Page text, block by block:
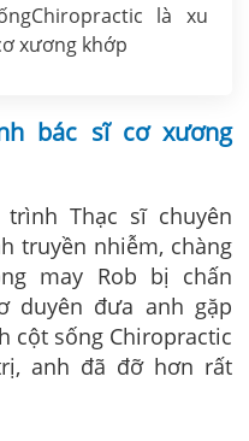
là xu
xương khớp
bác sĩ cơ xương
Thạc sĩ chuyên
truyền nhiễm, chàng
may Rob bị chấn
duyên đưa anh gặp
cột sống Chiropractic
anh đã đỡ hơn rất